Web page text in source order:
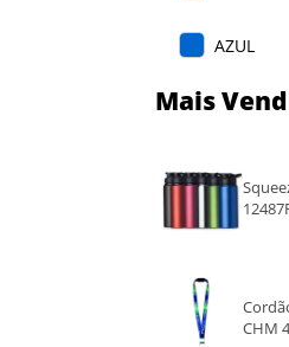
AZUL
Mais
CHM